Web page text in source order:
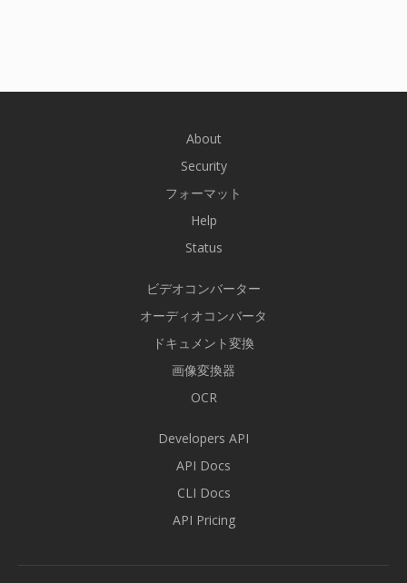
About
Security
フォーマット
Help
Status
ビデオコンバーター
オーディオコンバータ
ドキュメント変換
画像変換器
OCR
Developers API
API Docs
CLI Docs
API Pricing